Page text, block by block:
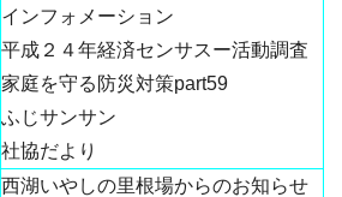
インフォメーション
平成２４年経済センサスー活動調査
家庭を守る防災対策part59
ふじサンサン
社協だより
西湖いやしの里根場からのお知らせ